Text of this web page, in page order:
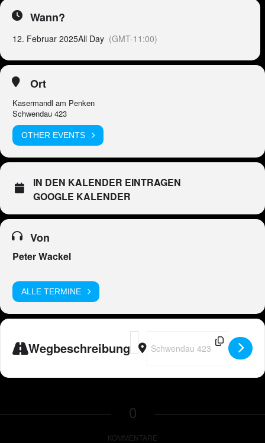
Wann?
12. Februar 2025All Day (GMT-11:00)
Ort
Kasermandl am Penken
Schwendau 423
OTHER EVENTS
IN DEN KALENDER EINTRAGEN
GOOGLE KALENDER
Von
Peter Wackel
ALLE TERMINE
Wegbeschreibung
Address - AT - Peter Wackel LIVE
Destination Address - AT -
0
KOMMENTARE